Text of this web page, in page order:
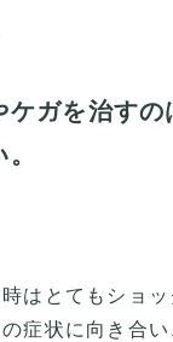
ケガを治すの
はとてもショッ
症状に向き合